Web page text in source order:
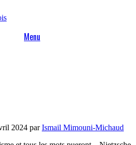
Menu
2024 parIsmail Mimouni-Michaud